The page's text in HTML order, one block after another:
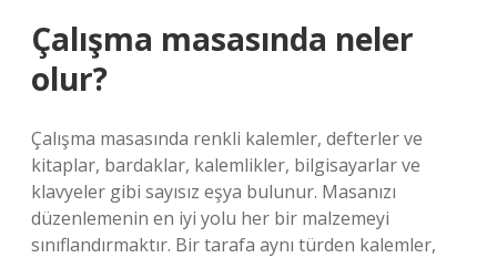
Çalışma masasında neler
olur?
Çalışma masasında renkli kalemler, defterler ve
kitaplar, bardaklar, kalemlikler, bilgisayarlar ve
klavyeler gibi sayısız eşya bulunur. Masanızı
düzenlemenin en iyi yolu her bir malzemeyi
sınıflandırmaktır. Bir tarafa aynı türden kalemler,